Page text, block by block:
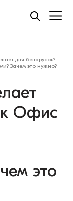
для беларусов?
Зачем это нужно?
Офис
это